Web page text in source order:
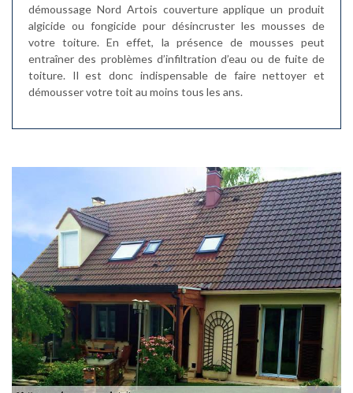
démoussage Nord Artois couverture applique un produit
algicide ou fongicide pour désincruster les mousses de
votre toiture. En effet, la présence de mousses peut
entraîner des problèmes d’infiltration d’eau ou de fuite de
toiture. Il est donc indispensable de faire nettoyer et
démousser votre toit au moins tous les ans.